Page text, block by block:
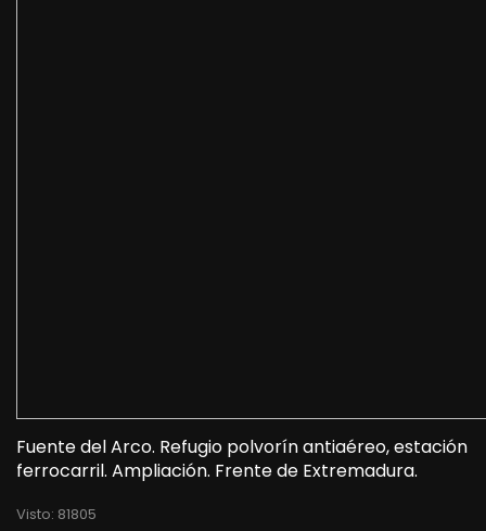
Fuente del Arco. Refugio polvorín antiaéreo, estación
ferrocarril. Ampliación. Frente de Extremadura.
Visto: 81805